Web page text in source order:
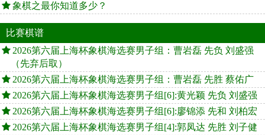
象棋之最你知道多少？
比赛棋谱
2026第六届上海杯象棋海选赛男子组：曹岩磊 先负 刘盛强
（先弃后取）
2026第六届上海杯象棋海选赛男子组：曹岩磊 先胜 蔡佑广
2026第六届上海杯象棋海选赛男子组[6]:黄光颖 先负 刘盛强
2026第六届上海杯象棋海选赛男子组[6]:廖锦添 先和 刘柏宏
2026第六届上海杯象棋海选赛男子组[4]:郭凤达 先胜 刘子健